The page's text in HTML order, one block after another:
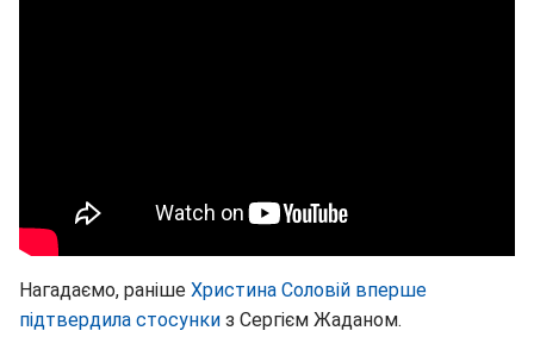
Нагадаємо, раніше Христина Соловій вперше
підтвердила стосунки з Сергієм Жаданом.